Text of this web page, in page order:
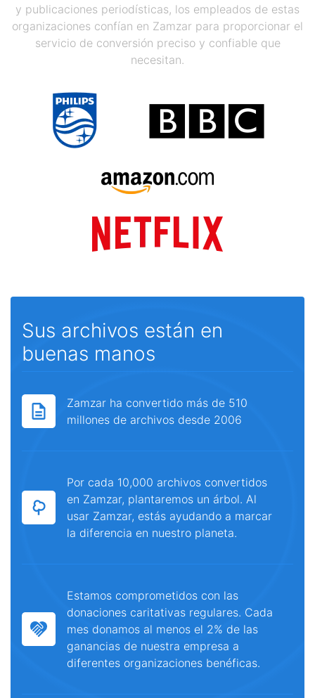
y publicaciones periodísticas, los empleados de estas
organizaciones confían en Zamzar para proporcionar el
servicio de conversión preciso y confiable que
necesitan.
Sus archivos están en
buenas manos
Zamzar ha convertido más de 510
millones de archivos desde 2006
Por cada 10,000 archivos convertidos
en Zamzar, plantaremos un árbol. Al
usar Zamzar, estás ayudando a marcar
la diferencia en nuestro planeta.
Estamos comprometidos con las
donaciones caritativas regulares. Cada
mes donamos al menos el 2% de las
ganancias de nuestra empresa a
diferentes organizaciones benéficas.